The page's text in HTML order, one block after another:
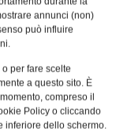
annunci (non)
può influire
per fare scelte
a questo sito. È
compreso il
Policy o cliccando
inferiore dello schermo.